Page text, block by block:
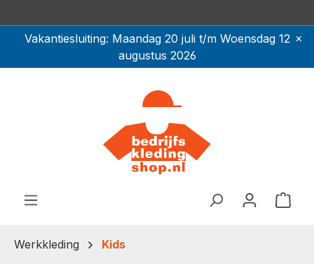
Vakantiesluiting: Maandag 20 juli t/m Woensdag 12
augustus 2026
×
Werkkleding Kids